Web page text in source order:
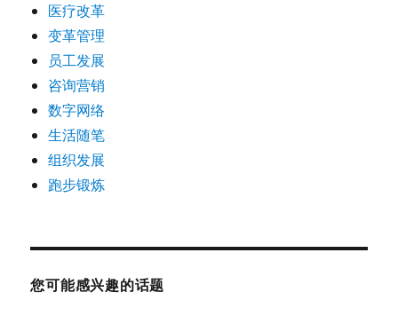
医疗改革
变革管理
员工发展
咨询营销
数字网络
生活随笔
组织发展
跑步锻炼
您可能感兴趣的话题